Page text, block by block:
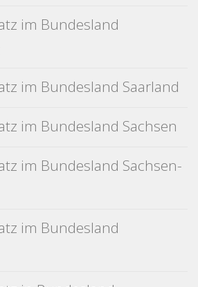
im Bundesland
im Bundesland Saarland
im Bundesland Sachsen
im Bundesland Sachsen-
im Bundesland